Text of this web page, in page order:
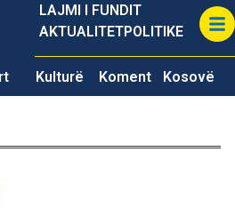
LAJMI I FUNDIT
AKTUALITETPOLITIKE
Kulturë Koment Kosovë